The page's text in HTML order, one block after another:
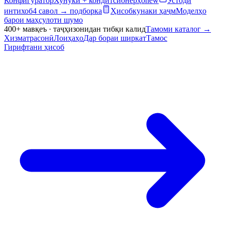
интихоб4 савол → подборка Ҳисобкунаки ҳаҷмМоделҳо
барои маҳсулоти шумо
400+ мавқеъ · таҷҳизонидан тибқи калидТамоми каталог →
ХизматрасонӣЛоиҳаҳоДар бораи ширкатТамос
Гирифтани ҳисоб